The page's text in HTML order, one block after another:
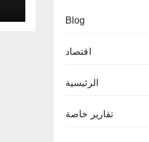
Blog
اقتصاد
الرئيسية
تقارير خاصة